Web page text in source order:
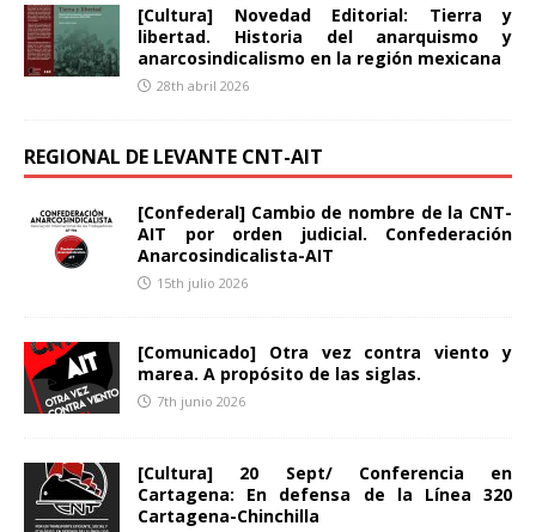
[Cultura] Novedad Editorial: Tierra y
libertad. Historia del anarquismo y
anarcosindicalismo en la región mexicana
28th abril 2026
REGIONAL DE LEVANTE CNT-AIT
[Confederal] Cambio de nombre de la CNT-
AIT por orden judicial. Confederación
Anarcosindicalista-AIT
15th julio 2026
[Comunicado] Otra vez contra viento y
marea. A propósito de las siglas.
7th junio 2026
[Cultura] 20 Sept/ Conferencia en
Cartagena: En defensa de la Línea 320
Cartagena-Chinchilla